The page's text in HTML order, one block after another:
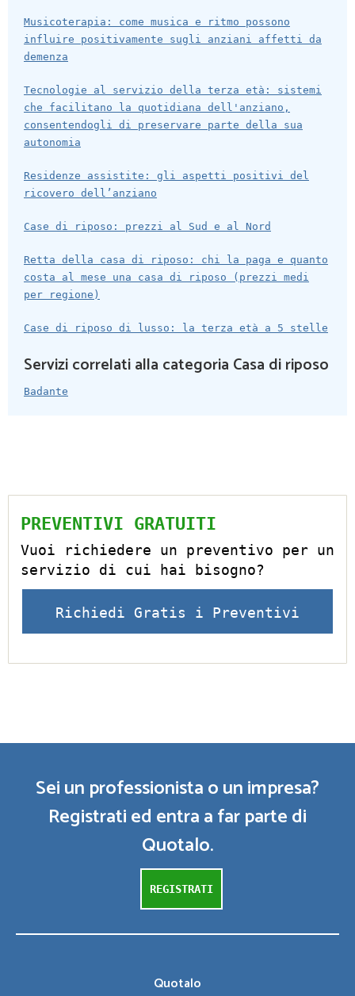
Musicoterapia: come musica e ritmo possono
influire positivamente sugli anziani affetti da
demenza
Tecnologie al servizio della terza età: sistemi
che facilitano la quotidiana dell'anziano,
consentendogli di preservare parte della sua
autonomia
Residenze assistite: gli aspetti positivi del
ricovero dell’anziano
Case di riposo: prezzi al Sud e al Nord
Retta della casa di riposo: chi la paga e quanto
costa al mese una casa di riposo (prezzi medi
per regione)
Case di riposo di lusso: la terza età a 5 stelle
Servizi correlati alla categoria Casa di riposo
Badante
PREVENTIVI GRATUITI
Vuoi richiedere un preventivo per un
servizio di cui hai bisogno?
Richiedi Gratis i Preventivi
Sei un professionista o un impresa?
Registrati ed entra a far parte di
Quotalo.
REGISTRATI
Quotalo